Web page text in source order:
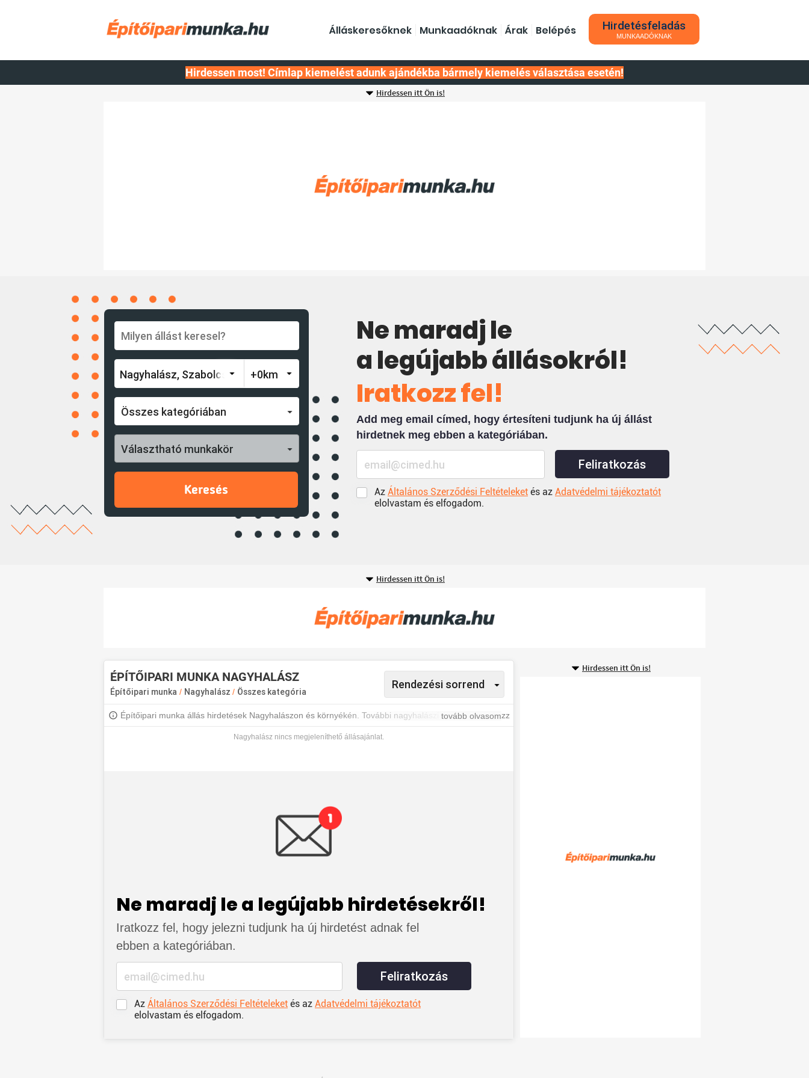
Hirdetésfeladás
MUNKAADÓKNAK
Belépés
Árak
Munkaadóknak
Álláskeresőknek
Hirdessen most! Címlap kiemelést adunk ajándékba bármely kiemelés választása esetén!
Hirdessen itt Ön is!
Összes kategóriában
Választható munkakör
Keresés
Ne maradj le
a legújabb állásokról!
Iratkozz fel!
Add meg email címed, hogy értesíteni tudjunk ha új állást
hirdetnek meg ebben a kategóriában.
Feliratkozás
Az Általános Szerződési Feltételeket és az Adatvédelmi tájékoztatót
elolvastam és elfogadom.
Hirdessen itt Ön is!
ÉPÍTŐIPARI MUNKA NAGYHALÁSZ
Építőipari munka / Nagyhalász / Összes kategória
Építőipari munka állás hirdetések Nagyhalászon és környékén. További nagyhalászi állásokért iratkozz
tovább olvasom
Nagyhalász nincs megjeleníthető állásajánlat.
Ne maradj le a legújabb hirdetésekről!
Iratkozz fel, hogy jelezni tudjunk ha új hirdetést adnak fel
ebben a kategóriában.
Feliratkozás
Az Általános Szerződési Feltételeket és az Adatvédelmi tájékoztatót
elolvastam és elfogadom.
Hirdessen itt Ön is!